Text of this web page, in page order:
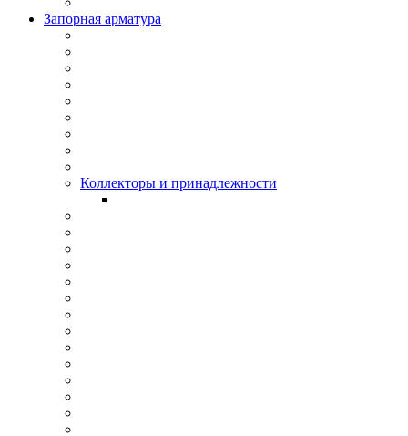
Запорная арматура
Коллекторы и принадлежности